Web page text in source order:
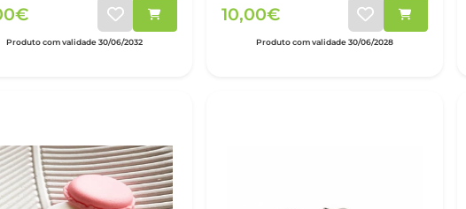
Produto com validade 30/06/2032
10,00€
Produto com validade 30/06/2028